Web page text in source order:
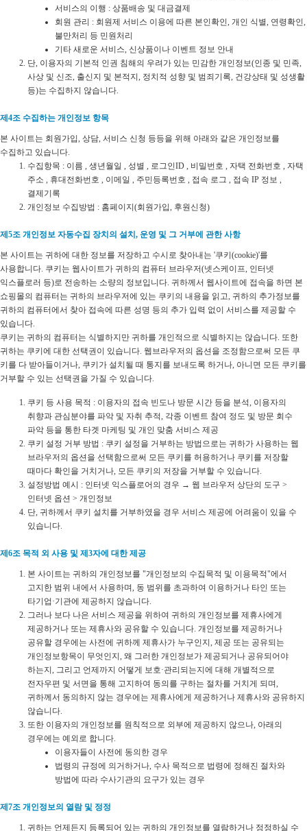
서비스의 이행 : 상품배송 및 대금결제
회원 관리 : 회원제 서비스 이용에 따른 본인확인, 개인 식별, 연령확인,
불만처리 등 민원처리
기타 새로운 서비스, 신상품이나 이벤트 정보 안내
단, 이용자의 기본적 인권 침해의 우려가 있는 민감한 개인정보(인종 및 민족,
사상 및 신조, 출신지 및 본적지, 정치적 성향 및 범죄기록, 건강상태 및 성생활
등)는 수집하지 않습니다.
제4조 수집하는 개인정보 항목
본 사이트는 회원가입, 상담, 서비스 신청 등등을 위해 아래와 같은 개인정보를
수집하고 있습니다.
수집항목 : 이름 , 생년월일 , 성별 , 로그인ID , 비밀번호 , 자택 전화번호 , 자택
주소 , 휴대전화번호 , 이메일 , 주민등록번호 , 접속 로그 , 접속 IP 정보 ,
결제기록
개인정보 수집방법 : 홈페이지(회원가입, 후원신청)
제5조 개인정보 자동수집 장치의 설치, 운영 및 그 거부에 관한 사항
본 사이트는 귀하에 대한 정보를 저장하고 수시로 찾아내는 '쿠키(cookie)'를
사용합니다. 쿠키는 웹사이트가 귀하의 컴퓨터 브라우저(넷스케이프, 인터넷
익스플로러 등)로 전송하는 소량의 정보입니다. 귀하께서 웹사이트에 접속을 하면 본
쇼핑몰의 컴퓨터는 귀하의 브라우저에 있는 쿠키의 내용을 읽고, 귀하의 추가정보를
귀하의 컴퓨터에서 찾아 접속에 따른 성명 등의 추가 입력 없이 서비스를 제공할 수
있습니다.
쿠키는 귀하의 컴퓨터는 식별하지만 귀하를 개인적으로 식별하지는 않습니다. 또한
귀하는 쿠키에 대한 선택권이 있습니다. 웹브라우저의 옵션을 조정함으로써 모든 쿠
키를 다 받아들이거나, 쿠키가 설치될 때 통지를 보내도록 하거나, 아니면 모든 쿠키를
거부할 수 있는 선택권을 가질 수 있습니다.
쿠키 등 사용 목적 : 이용자의 접속 빈도나 방문 시간 등을 분석, 이용자의
취향과 관심분야를 파악 및 자취 추적, 각종 이벤트 참여 정도 및 방문 회수
파악 등을 통한 타겟 마케팅 및 개인 맞춤 서비스 제공
쿠키 설정 거부 방법 : 쿠키 설정을 거부하는 방법으로는 귀하가 사용하는 웹
브라우저의 옵션을 선택함으로써 모든 쿠키를 허용하거나 쿠키를 저장할
때마다 확인을 거치거나, 모든 쿠키의 저장을 거부할 수 있습니다.
설정방법 예시 : 인터넷 익스플로어의 경우 → 웹 브라우저 상단의 도구 >
인터넷 옵션 > 개인정보
단, 귀하께서 쿠키 설치를 거부하였을 경우 서비스 제공에 어려움이 있을 수
있습니다.
제6조 목적 외 사용 및 제3자에 대한 제공
본 사이트는 귀하의 개인정보를 "개인정보의 수집목적 및 이용목적"에서
고지한 범위 내에서 사용하며, 동 범위를 초과하여 이용하거나 타인 또는
타기업·기관에 제공하지 않습니다.
그러나 보다 나은 서비스 제공을 위하여 귀하의 개인정보를 제휴사에게
제공하거나 또는 제휴사와 공유할 수 있습니다. 개인정보를 제공하거나
공유할 경우에는 사전에 귀하께 제휴사가 누구인지, 제공 또는 공유되는
개인정보항목이 무엇인지, 왜 그러한 개인정보가 제공되거나 공유되어야
하는지, 그리고 언제까지 어떻게 보호·관리되는지에 대해 개별적으로
전자우편 및 서면을 통해 고지하여 동의를 구하는 절차를 거치게 되며,
귀하께서 동의하지 않는 경우에는 제휴사에게 제공하거나 제휴사와 공유하지
않습니다.
또한 이용자의 개인정보를 원칙적으로 외부에 제공하지 않으나, 아래의
경우에는 예외로 합니다.
이용자들이 사전에 동의한 경우
법령의 규정에 의거하거나, 수사 목적으로 법령에 정해진 절차와
방법에 따라 수사기관의 요구가 있는 경우
제7조 개인정보의 열람 및 정정
귀하는 언제든지 등록되어 있는 귀하의 개인정보를 열람하거나 정정하실 수